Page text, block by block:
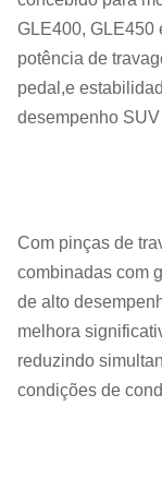
GLE400, GLE450
potência de
pedal,e
desempenho
Com pinças de
combinadas com
de alto
melhora
reduzindo
condições de